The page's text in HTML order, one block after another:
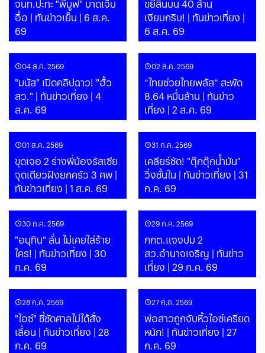
จนท.ปะทะ "พีมูฟ" บาดเจ็บ
อื้อ | ทันข่าวเย็น | 6 ส.ค.
69
ขยี้สินบน 40 ล้าน
เงียบกริบ! | ทันข่าวเที่ยง |
6 ส.ค. 69
04 ส.ค. 2569
"มนัส" เปิดคลิปฉาว! "ฮั้ว
สว." | ทันข่าวเที่ยง | 4
ส.ค. 69
02 ส.ค. 2569
“ไทยช่วยไทยพลัส” สะพัด
8.64 หมื่นล้าน | ทันข่าว
เที่ยง | 2 ส.ค. 69
01 ส.ค. 2569
ขุดเจอ 2 ร่างพี่น้องรัสเซีย
จุดเดียวฝังยกครัว 3 ศพ |
ทันข่าวเที่ยง | 1 ส.ค. 69
31 ก.ค. 2569
เคลียร์ชัด! "ตุ๊กตุ๊กน้ำมัน"
วิ่งชั้นใน | ทันข่าวเที่ยง | 31
ก.ค. 69
30 ก.ค. 2569
"อนุทิน" ลั่น ไม่เคยใส่ร้าย
ใคร! | ทันข่าวเที่ยง | 30
ก.ค. 69
29 ก.ค. 2569
กกต.แจงปม 2
สว.อำนาจเจริญ | ทันข่าว
เที่ยง | 29 ก.ค. 69
28 ก.ค. 2569
"ไอซ์" ชี้ชัดศาลไม่ได้สั่ง
เลื่อน | ทันข่าวเที่ยง | 28
ก.ค. 69
27 ก.ค. 2569
พ่อสาวถูกจับหิ้วไอซ์เครียด
หนัก! | ทันข่าวเที่ยง | 27
ก.ค. 69